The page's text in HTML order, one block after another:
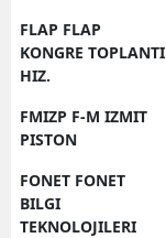
FLAP FLAP
KONGRE TOPLANTI
HIZ.
FMIZP F-M IZMIT
PISTON
FONET FONET
BILGI
TEKNOLOJILERI